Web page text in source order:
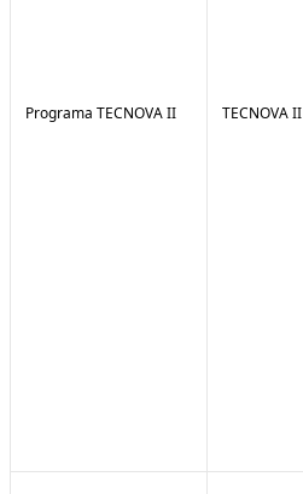
Programa TECNOVA II TECNOVA II